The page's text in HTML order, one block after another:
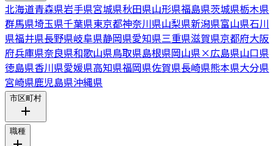
北海道青森県岩手県宮城県秋田県山形県福島県茨城県栃木県
群馬県埼玉県千葉県東京都神奈川県山梨県新潟県富山県石川
県福井県長野県岐阜県静岡県愛知県三重県滋賀県京都府大阪
府兵庫県奈良県和歌山県鳥取県島根県岡山県×広島県山口県
徳島県香川県愛媛県高知県福岡県佐賀県長崎県熊本県大分県
宮崎県鹿児島県沖縄県
市区町村
職種